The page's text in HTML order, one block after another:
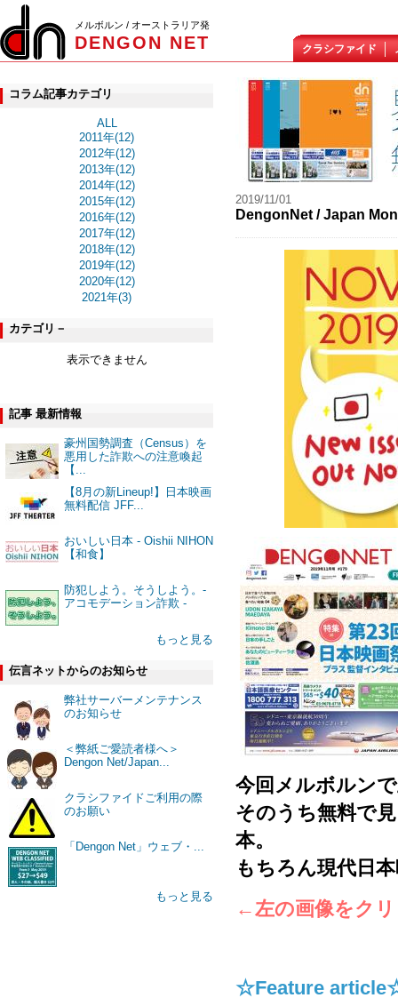
メルボルン / オーストラリア発
DENGON NET クラシファイド
コラム記事カテゴリ
ALL
2011年(12)
2012年(12)
2013年(12)
2014年(12)
2015年(12)
2016年(12)
2017年(12)
2018年(12)
2019年(12)
2020年(12)
2021年(3)
カテゴリ－
表示できません
記事 最新情報
豪州国勢調査（Census）を
悪用した詐欺への注意喚起
【...
【8月の新Lineup!】日本映画
無料配信 JFF...
おいしい日本 - Oishii NIHON
【和食】
防犯しよう。そうしよう。-
アコモデーション詐欺 -
もっと見る
伝言ネットからのお知らせ
弊社サーバーメンテナンス
のお知らせ
＜弊紙ご愛読者様へ＞
Dengon Net/Japan...
クラシファイドご利用の際
のお願い
「Dengon Net」ウェブ・...
もっと見る
2019/11/01
DengonNet / Japan
今回メルボルン
そのうち無料で
本。
もちろん現代日
←左の画像をク
☆Feature